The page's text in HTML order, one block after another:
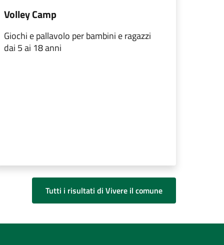
Volley Camp
Giochi e pallavolo per bambini e ragazzi
dai 5 ai 18 anni
Tutti i risultati di Vivere il comune